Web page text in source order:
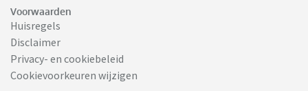
Voorwaarden
Huisregels
Disclaimer
Privacy- en cookiebeleid
Cookievoorkeuren wijzigen